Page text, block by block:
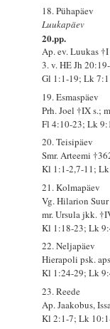
18. Pühapäev
Luukapäev
20.pp.
Ap. ev. Luukas †I
3. v. HE Jh
Gl 1:1-19; Lk
19. Esmaspäev
Prh. Joel †IX s.;
Fl 4:10-23; Lk
20. Teisipäev
Smr. Arteemi
Kl 1:1-2,7-11;
21. Kolmapäev
Vg. Hilarion
mr. Ursula jkk.
Kl 1:18-23; Lk
22. Neljapäev
Hierapoli psk.
Kl 1:24-29; Lk
23. Reede
Ap. Jaakobus,
Kl 2:1-7; Lk